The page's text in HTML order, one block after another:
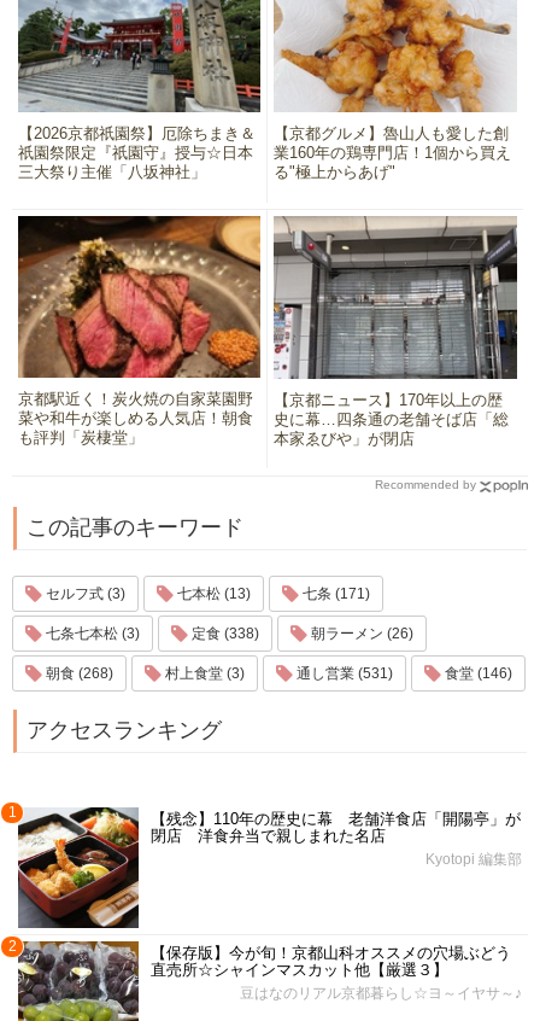
【2026京都祇園祭】厄除ちまき＆
祇園祭限定『祇園守』授与☆日本
三大祭り主催「八坂神社」
【京都グルメ】魯山人も愛した創
業160年の鶏専門店！1個から買え
る"極上からあげ"
京都駅近く！炭火焼の自家菜園野
菜や和牛が楽しめる人気店！朝食
も評判「炭棲堂」
【京都ニュース】170年以上の歴
史に幕…四条通の老舗そば店「総
本家ゑびや」が閉店
Recommended by
この記事のキーワード
セルフ式 (3) 七本松 (13) 七条 (171)
七条七本松 (3) 定食 (338) 朝ラーメン (26)
朝食 (268) 村上食堂 (3) 通し営業 (531) 食堂 (146)
アクセスランキング
1
【残念】110年の歴史に幕 老舗洋食店「開陽亭」が
閉店 洋食弁当で親しまれた名店
Kyotopi 編集部
2
【保存版】今が旬！京都山科オススメの穴場ぶどう
直売所☆シャインマスカット他【厳選３】
豆はなのリアル京都暮らし☆ヨ～イヤサ～♪